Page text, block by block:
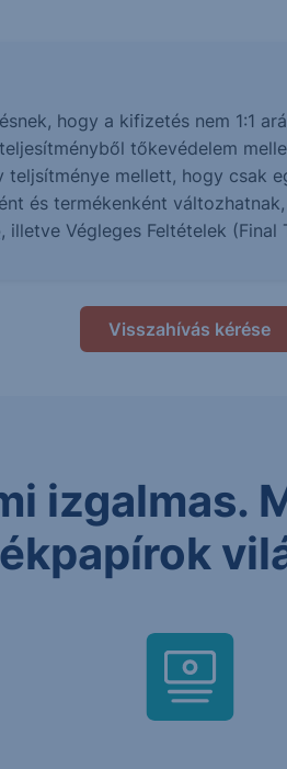
hogy a kifizetés nem 1:1
tőkevédelem
mellett, hogy csak
és termékenként
, illetve Végleges Feltételek
Visszahívás kérése
izgalmas.